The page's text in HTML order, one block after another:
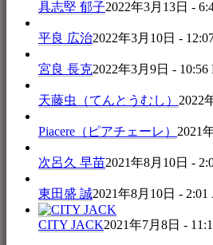
具志堅 郁子2022年3月13日 -
平良 広治2022年3月10日 -
宮良 長克2022年3月9日 - 10:56
天藤虫（てんとうむし） 2022
Piacere（ピアチェーレ） 2021
次呂久 早苗2021年8月10日 -
東田盛 誠2021年8月10日 -
CITY JACK2021年7月8日 -